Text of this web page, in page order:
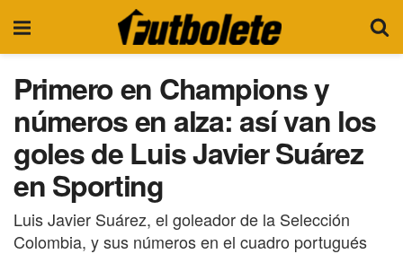
Primero en Champions y
números en alza: así van los
goles de Luis Javier Suárez
en Sporting
Luis Javier Suárez, el goleador de la Selección
Colombia, y sus números en el cuadro portugués